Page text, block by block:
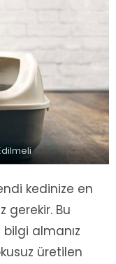
kedinize en
gerekir. Bu
almanız
üretilen